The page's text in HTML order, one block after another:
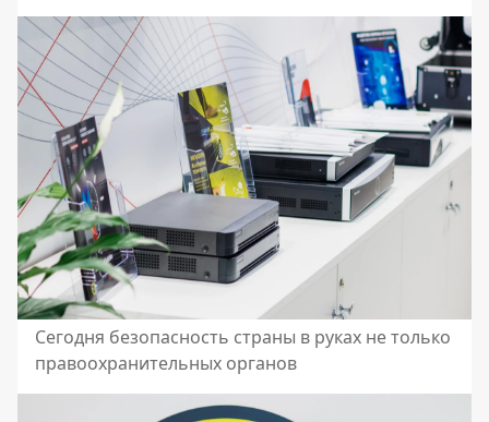
Сегодня безопасность страны в руках не только
правоохранительных органов